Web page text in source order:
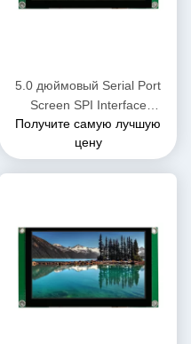
5.0 дюймовый Serial Port
Screen SPI Interface
800*RGB*480 разрешение
TFT LCD модули с CTP
Получите самую лучшую
цену